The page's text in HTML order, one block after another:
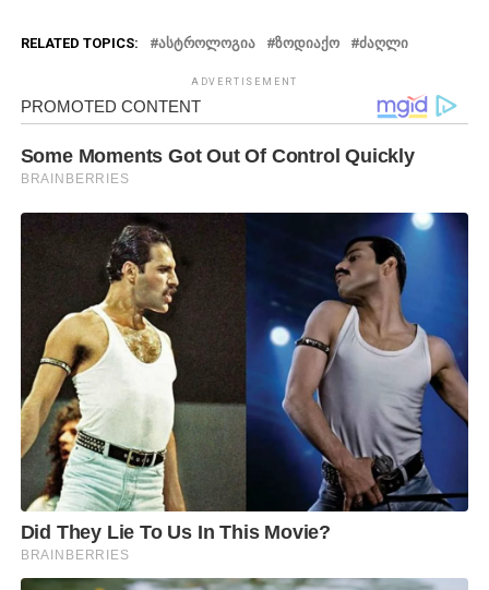
RELATED TOPICS: ᲐᲡᲢᲠᲝᲚᲝᲒᲘᲐ ᲖᲝᲓᲘᲐᲥᲝ ᲫᲐᲦᲚᲘ
ADVERTISEMENT